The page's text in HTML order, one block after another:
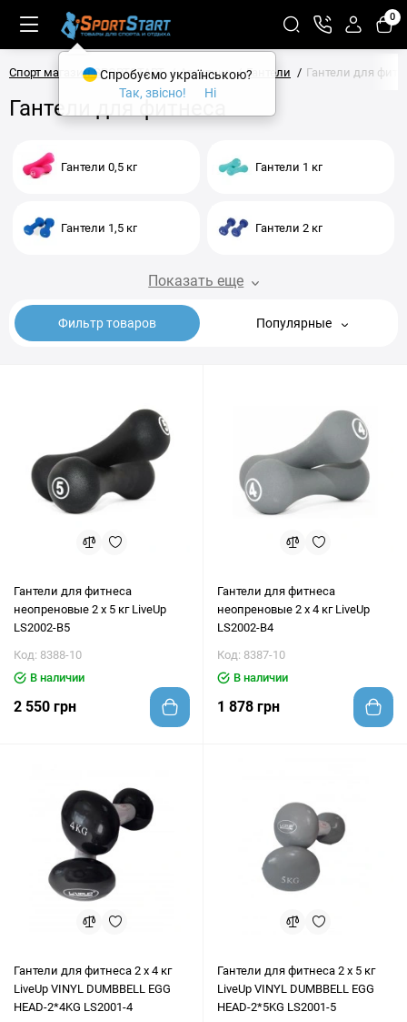
0
Спорт магазин SPORTSTART Атлетика Гантели Гантели для
Гантели для фитнеса
Гантели 0,5 кг Гантели 1 кг
Гантели 1,5 кг Гантели 2 кг
Показать еще
Фильтр товаров Популярные
Гантели для фитнеса
неопреновые 2 х 5 кг LiveUp
LS2002-B5
Код: 8388-10
В наличии
2 550 грн
Гантели для фитнеса
неопреновые 2 х 4 кг LiveUp
LS2002-B4
Код: 8387-10
В наличии
1 878 грн
Гантели для фитнеса 2 х 4 кг
LiveUp VINYL DUMBBELL EGG
HEAD-2*4KG LS2001-4
Гантели для фитнеса 2 х 5 кг
LiveUp VINYL DUMBBELL EGG
HEAD-2*5KG LS2001-5
Спробуємо українською?
Так, звісно!
Ні